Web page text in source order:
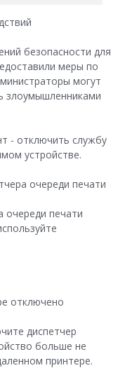
безопасности для
меры по
могут
злоумышленниками
- отключить службу
устройстве.
очереди печати
очереди печати
отключено
диспетчер
больше не
принтере.